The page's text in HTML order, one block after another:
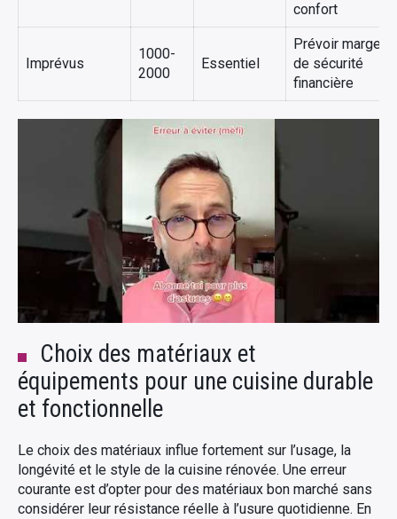
confort
Imprévus
1000-
2000
Essentiel
Prévoir marge
de sécurité
financière
Choix des matériaux et
équipements pour une cuisine durable
et fonctionnelle
Le choix des matériaux influe fortement sur l’usage, la
longévité et le style de la cuisine rénovée. Une erreur
courante est d’opter pour des matériaux bon marché sans
considérer leur résistance réelle à l’usure quotidienne. En